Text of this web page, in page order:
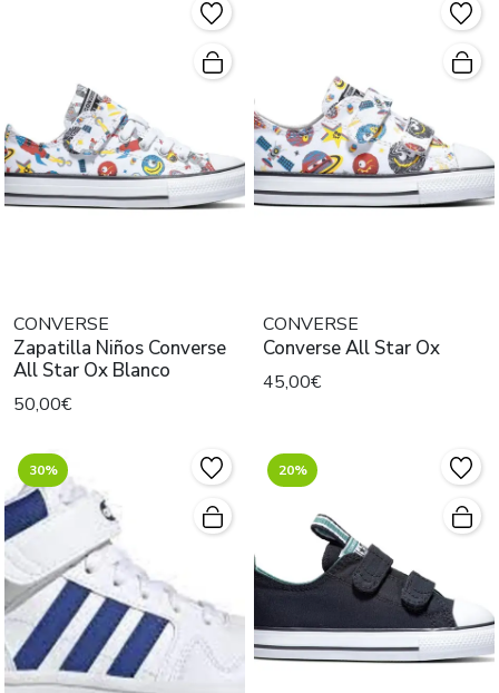
CONVERSE
Zapatilla Niños Converse
All Star Ox Blanco
50,00€
CONVERSE
Converse All Star Ox
45,00€
30% 20%